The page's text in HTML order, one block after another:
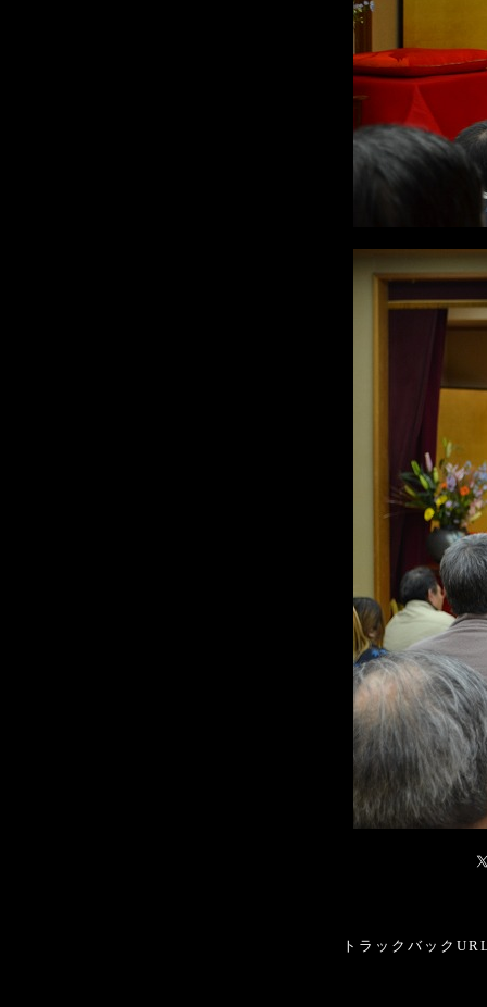
トラックバック